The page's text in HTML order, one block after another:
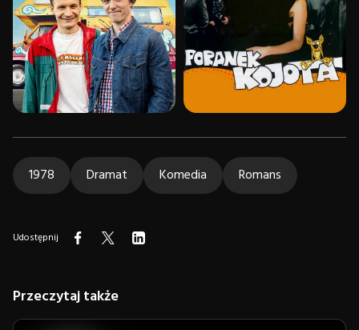
1978 Dramat Komedia Romans
Udostępnij
Przeczytaj także